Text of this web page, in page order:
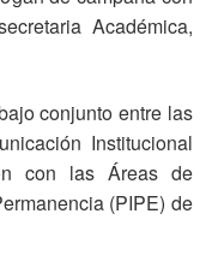
Académica,
conjunto entre las
Institucional
con las Áreas de
(PIPE) de